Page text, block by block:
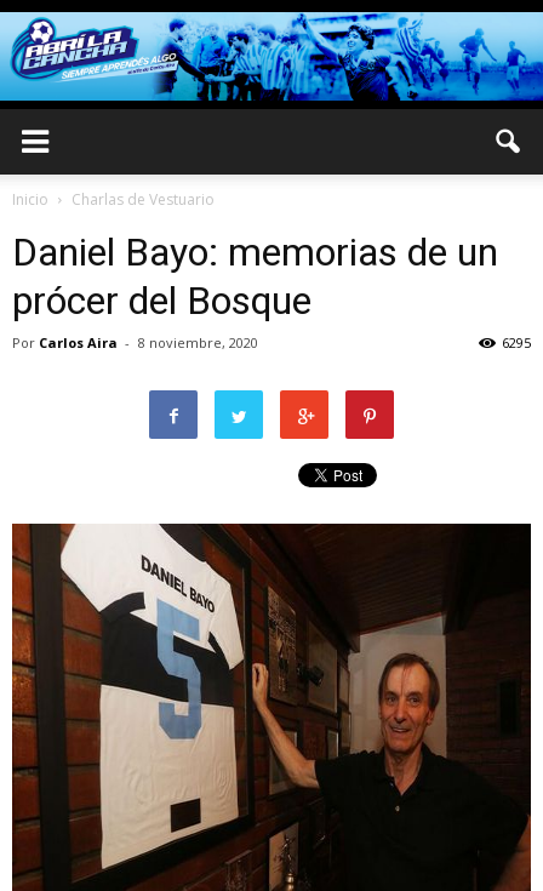
Inicio Charlas de Vestuario
Daniel Bayo: memorias de un
prócer del Bosque
Por Carlos Aira - 8 noviembre, 2020 6295